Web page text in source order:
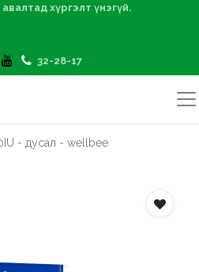
авалтад хүргэлт үнэгүй.
32-28-17
- дусал - wellbee